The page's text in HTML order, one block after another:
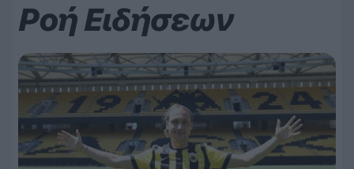
Ροή Ειδήσεων